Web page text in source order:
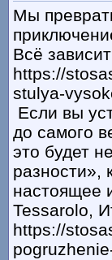
Мы
Всё
https://
stulya-
Если вы
до самого
это будет
разности»,
настоящее
Tessarolo,
https://